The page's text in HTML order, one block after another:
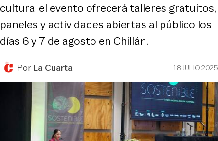
cultura, el evento ofrecerá talleres gratuitos,
paneles y actividades abiertas al público los
días 6 y 7 de agosto en Chillán.
PorLa Cuarta 18 JULIO 2025